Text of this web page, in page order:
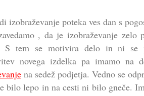
izobraževanje poteka ves dan s
, da je izobraževanje zelo
S tem se motivira delo in ni se
novega izdelka pa imamo na
na sedež podjetja. Vedno se
bilo lepo in na cesti ni bilo gneče.